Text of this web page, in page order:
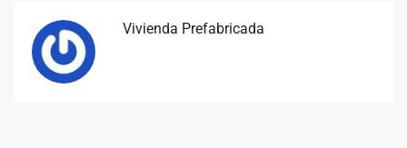
Vivienda Prefabricada